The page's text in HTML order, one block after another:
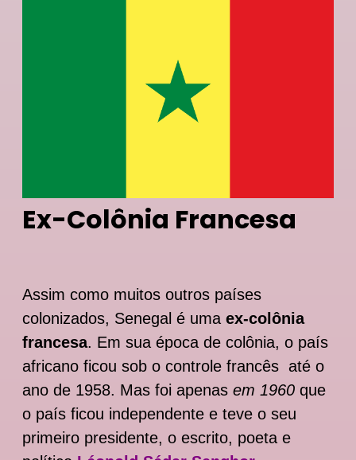
Ex-Colônia Francesa
Assim como muitos outros países
colonizados, Senegal é uma ex-colônia
francesa. Em sua época de colônia, o país
africano ficou sob o controle francês até o
ano de 1958. Mas foi apenas em 1960 que
o país ficou independente e teve o seu
primeiro presidente, o escrito, poeta e